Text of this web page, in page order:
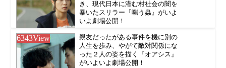
き、現代日本に潜む村社会の闇を
暴いたスリラー『嗤う蟲』がいよ
いよ劇場公開！
6343View
親友だったがある事件を機に別の
人生を歩み、やがて敵対関係にな
った２人の姿を描く『オアシス』
がいよいよ劇場公開！